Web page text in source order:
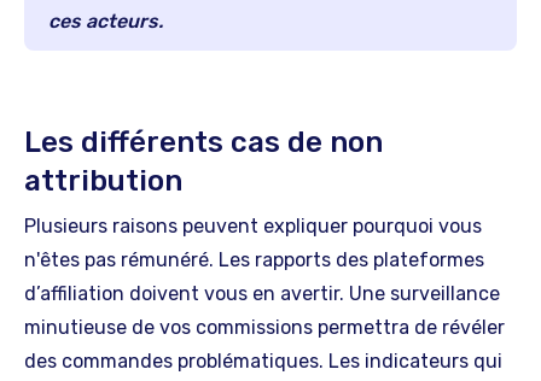
ces acteurs.
Les différents cas de non
attribution
Plusieurs raisons peuvent expliquer pourquoi vous
n'êtes pas rémunéré. Les rapports des plateformes
d’affiliation doivent vous en avertir. Une surveillance
minutieuse de vos commissions permettra de révéler
des commandes problématiques. Les indicateurs qui